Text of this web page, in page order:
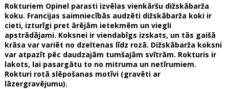
Rokturiem Opinel parasti izvēlas vienkāršu dižskābarža
koku. Francijas saimniecībās audzēti dižskābarža koki ir
cieti, izturīgi pret ārējām ietekmēm un viegli
apstrādājami. Koksnei ir viendabīgs izskats, un tās gaišā
krāsa var variēt no dzeltenas līdz rozā. Dižskābarža koksni
var atpazīt pēc daudzajām tumšajām svītrām. Rokturis ir
lakots, lai pasargātu to no mitruma un netīrumiem.
Rokturi rotā slēpošanas motīvi (gravēti ar
lāzergravējumu).